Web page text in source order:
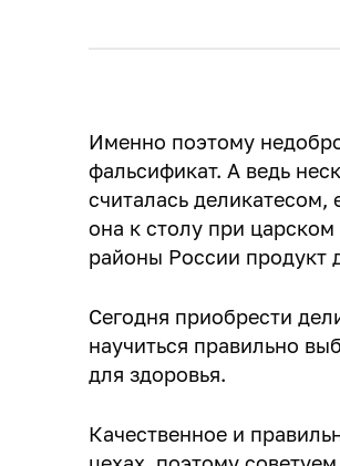
Именно поэтому
фальсификат. А ведь
считалась
она к столу при
районы России продукт
Сегодня приобрести
научиться правильно
для здоровья.
Качественное и